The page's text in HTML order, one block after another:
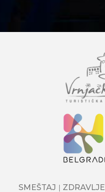
SMEŠTAJ ZDRAVLJE